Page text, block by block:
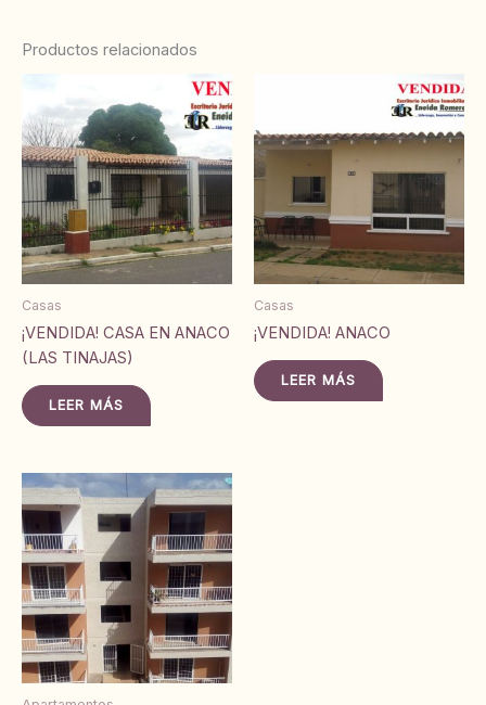
Productos relacionados
Casas
¡VENDIDA! CASA EN ANACO
(LAS TINAJAS)
LEER MÁS
Casas
¡VENDIDA! ANACO
LEER MÁS